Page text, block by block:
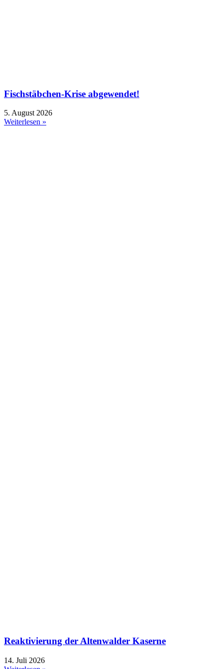
Fischstäbchen-Krise abgewendet!
5. August 2026
Weiterlesen »
Reaktivierung der Altenwalder Kaserne
14. Juli 2026